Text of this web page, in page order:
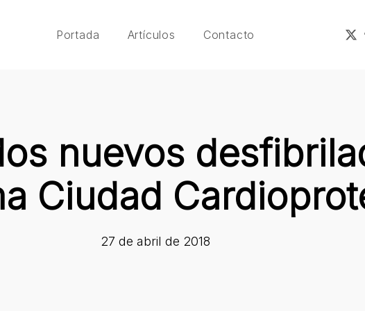
Portada Artículos Contacto
x-
nuevos
Ciudad
27 de abril de 2018